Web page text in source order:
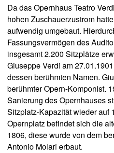
Da das Opernhaus Teatro
hohen Zuschauerzustrom
aufwendig umgebaut.
Fassungsvermögen des
insgesamt 2.200 Sitzplätze
Giuseppe Verdi am
dessen berühmten Namen.
berühmter Opern-Komponist.
Sanierung des Opernhauses
Sitzplatz-Kapazität wieder auf
Opernplatz befindet sich die
1806, diese wurde von dem
Antonio Molari erbaut.